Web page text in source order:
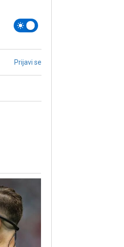
Prijavi se